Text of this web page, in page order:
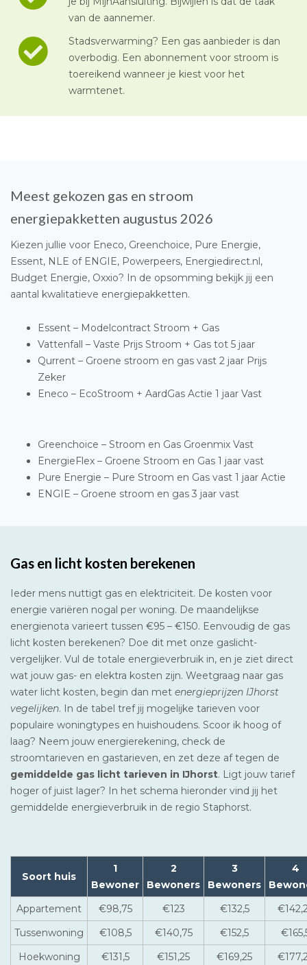
van de aannemer.
Stadsverwarming? Een gas aanbieder is dan
overbodig. Een abonnement voor stroom is
toereikend wanneer je kiest voor het
warmtenet.
Meest gekozen gas en stroom
energiepakketten augustus 2026
Kiezen jullie voor Eneco, Greenchoice, Pure Energie,
Essent, NLE of ENGIE, Powerpeers, Energiedirect.nl,
Budget Energie, Oxxio? In de opsomming bekijk jij een
aantal kwalitatieve energiepakketten.
Essent – Modelcontract Stroom + Gas
Vattenfall – Vaste Prijs Stroom + Gas tot 5 jaar
Qurrent – Groene stroom en gas vast 2 jaar Prijs
Zeker
Eneco – EcoStroom + AardGas Actie 1 jaar Vast
Greenchoice – Stroom en Gas Groenmix Vast
EnergieFlex – Groene Stroom en Gas 1 jaar vast
Pure Energie – Pure Stroom en Gas vast 1 jaar Actie
ENGIE – Groene stroom en gas 3 jaar vast
Gas en licht kosten berekenen
Ieder mens nuttigt gas en elektriciteit. De kosten voor
energie variëren nogal per woning. De maandelijkse
energienota varieert tussen €95 – €150. Eenvoudig de gas
licht kosten berekenen? Doe dit met onze gaslicht-
vergelijker. Vul de totale energieverbruik in, en je ziet direct
wat jouw gas- en elektra kosten zijn. Weetgraag naar gas
water licht kosten, begin dan met energieprijzen IJhorst
vegelijken. In de tabel tref jij mogelijke tarieven voor
populaire woningtypes en huishoudens. Scoor ik hoog of
laag? Neem jouw energierekening, check de
stroomtarieven en gastarieven, en zet deze af tegen de
gemiddelde gas licht tarieven in IJhorst. Ligt jouw tarief
hoger of juist lager? In het schema hieronder vind jij het
gemiddelde energieverbruik in de regio Staphorst.
Soort huis
1
Bewoner
2
Bewoners
3
Bewoners
4
Appartement
€98,75 €123 €132,5
Tussenwoning
€108,5 €140,75 €152,5
Hoekwoning
€131,5 €151,25 €169,25